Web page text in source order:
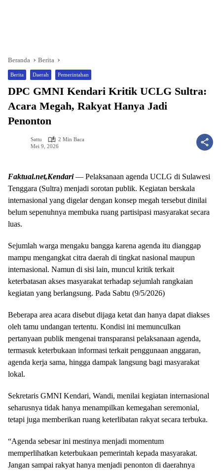
Beranda Berita
Berita Daerah Pemerintahan
DPC GMNI Kendari Kritik UCLG Sultra:
Acara Megah, Rakyat Hanya Jadi
Penonton
Sattu
2 Min Baca
Mei 9, 2026
Faktual.net,Kendari— Pelaksanaan agenda UCLG di Sulawesi
Tenggara (Sultra) menjadi sorotan publik. Kegiatan berskala
internasional yang digelar dengan konsep megah tersebut dinilai
belum sepenuhnya membuka ruang partisipasi masyarakat secara
luas.
Sejumlah warga mengaku bangga karena agenda itu dianggap
mampu mengangkat citra daerah di tingkat nasional maupun
internasional. Namun di sisi lain, muncul kritik terkait
keterbatasan akses masyarakat terhadap sejumlah rangkaian
kegiatan yang berlangsung. Pada Sabtu (9/5/2026)
Beberapa area acara disebut dijaga ketat dan hanya dapat diakses
oleh tamu undangan tertentu. Kondisi ini memunculkan
pertanyaan publik mengenai transparansi pelaksanaan agenda,
termasuk keterbukaan informasi terkait penggunaan anggaran,
agenda kerja sama, hingga dampak langsung bagi masyarakat
lokal.
Sekretaris GMNI Kendari, Wandi, menilai kegiatan internasional
seharusnya tidak hanya menampilkan kemegahan seremonial,
tetapi juga memberikan ruang keterlibatan rakyat secara terbuka.
“Agenda sebesar ini mestinya menjadi momentum
memperlihatkan keterbukaan pemerintah kepada masyarakat.
Jangan sampai rakyat hanya menjadi penonton di daerahnya